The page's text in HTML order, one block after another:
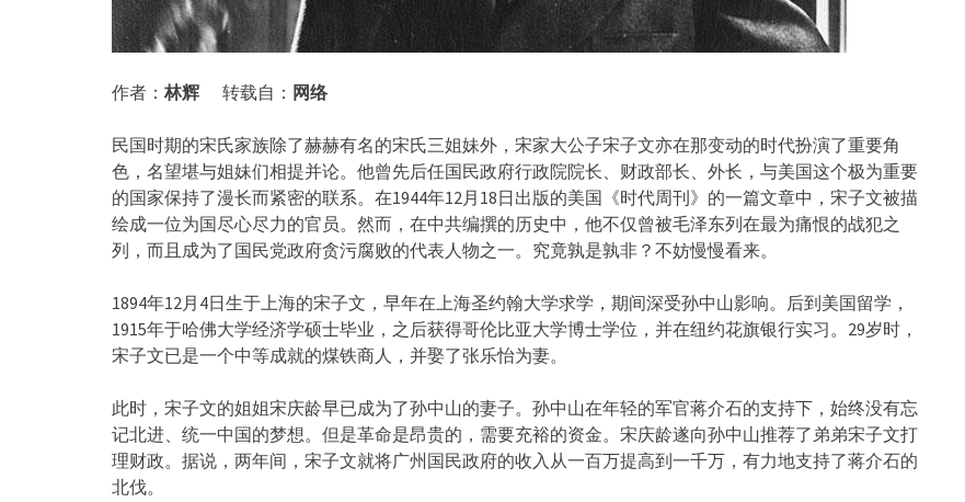
作者： 林辉 转载自： 网络
民国时期的宋氏家族除了赫赫有名的宋氏三姐妹外，宋家大公子宋子文亦在那变动的时代扮演了重要角
色，名望堪与姐妹们相提并论。他曾先后任国民政府行政院院长、财政部长、外长，与美国这个极为重要
的国家保持了漫长而紧密的联系。在1944年12月18日出版的美国《时代周刊》的一篇文章中，宋子文被描
绘成一位为国尽心尽力的官员。然而，在中共编撰的历史中，他不仅曾被毛泽东列在最为痛恨的战犯之
列，而且成为了国民党政府贪污腐败的代表人物之一。究竟孰是孰非？不妨慢慢看来。
1894年12月4日生于上海的宋子文，早年在上海圣约翰大学求学，期间深受孙中山影响。后到美国留学，
1915年于哈佛大学经济学硕士毕业，之后获得哥伦比亚大学博士学位，并在纽约花旗银行实习。29岁时，
宋子文已是一个中等成就的煤铁商人，并娶了张乐怡为妻。
此时，宋子文的姐姐宋庆龄早已成为了孙中山的妻子。孙中山在年轻的军官蒋介石的支持下，始终没有忘
记北进、统一中国的梦想。但是革命是昂贵的，需要充裕的资金。宋庆龄遂向孙中山推荐了弟弟宋子文打
理财政。据说，两年间，宋子文就将广州国民政府的收入从一百万提高到一千万，有力地支持了蒋介石的
北伐。